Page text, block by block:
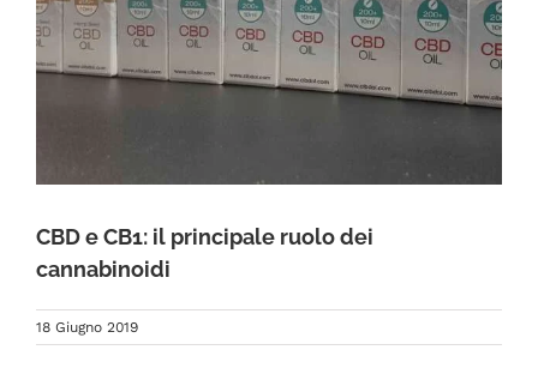
FAQ
CBD e CB1: il principale ruolo dei
cannabinoidi
18 Giugno 2019